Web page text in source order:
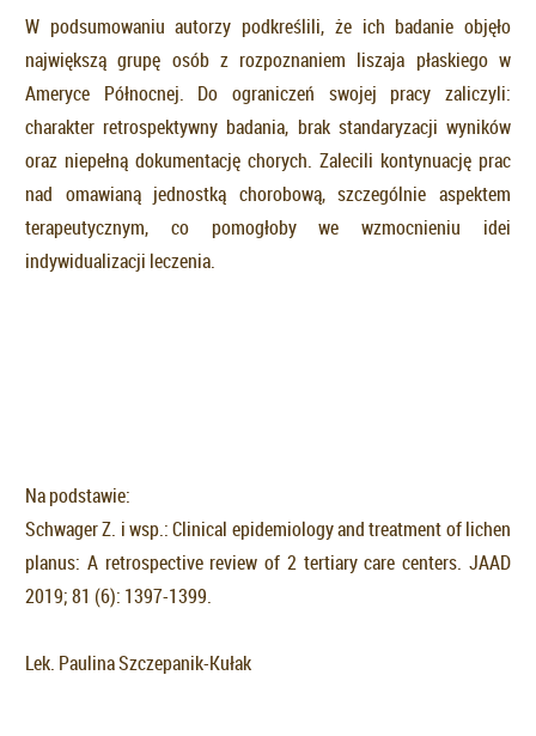
W podsumowaniu autorzy podkreślili, że ich badanie objęło
największą grupę osób z rozpoznaniem liszaja płaskiego w
Ameryce Północnej. Do ograniczeń swojej pracy zaliczyli:
charakter retrospektywny badania, brak standaryzacji wyników
oraz niepełną dokumentację chorych. Zalecili kontynuację prac
nad omawianą jednostką chorobową, szczególnie aspektem
terapeutycznym, co pomogłoby we wzmocnieniu idei
indywidualizacji leczenia.
Na podstawie:
Schwager Z. i wsp.: Clinical epidemiology and treatment of lichen
planus: A retrospective review of 2 tertiary care centers. JAAD
2019; 81 (6): 1397-1399.
Lek. Paulina Szczepanik-Kułak